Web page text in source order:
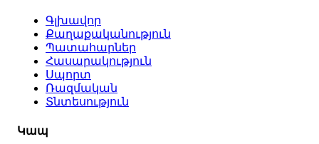
Գլխավոր
Քաղաքականություն
Պատահարներ
Հասարակություն
Սպորտ
Ռազմական
Տնտեսություն
Կապ